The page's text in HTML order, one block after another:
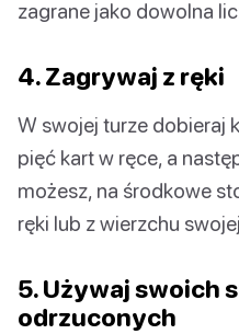
zagrane jako dowolna
4. Zagrywaj z ręki
W swojej turze dobieraj
pięć kart w ręce, a
możesz, na środkowe
ręki lub z wierzchu
5. Używaj swoich
odrzuconych